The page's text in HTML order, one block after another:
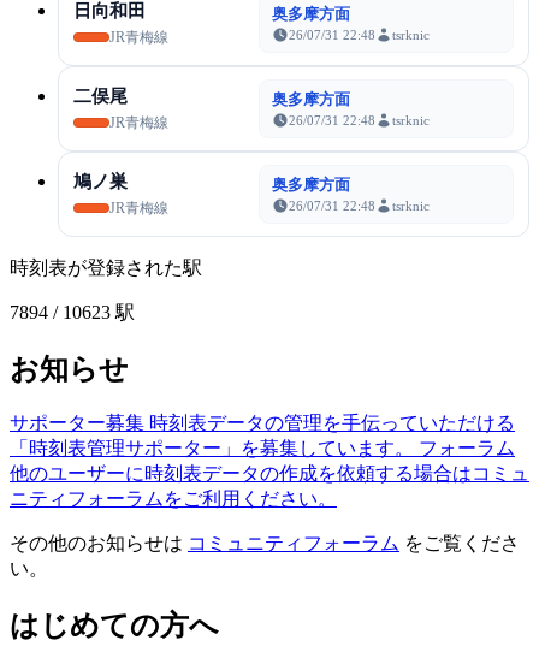
日向和田
JR青梅線
奥多摩方面
26/07/31 22:48 tsrknic
二俣尾
JR青梅線
奥多摩方面
26/07/31 22:48 tsrknic
鳩ノ巣
JR青梅線
奥多摩方面
26/07/31 22:48 tsrknic
時刻表が登録された駅
7894 / 10623 駅
お知らせ
サポーター募集 時刻表データの管理を手伝っていただける
「時刻表管理サポーター」を募集しています。
フォーラム
他のユーザーに時刻表データの作成を依頼する場合はコミュ
ニティフォーラムをご利用ください。
その他のお知らせは コミュニティフォーラム をご覧くださ
い。
はじめての方へ